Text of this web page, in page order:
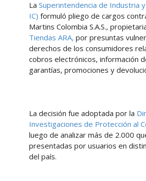
La Superintendencia de Industria
IC) formuló pliego de cargos
Martins Colombia S.A.S.,
Tiendas ARA, por presuntas
derechos de los consumidores
cobros electrónicos, información
garantías, promociones y
La decisión fue adoptada por la
Investigaciones de Protección al
luego de analizar más de 2.000
presentadas por usuarios en
del país.